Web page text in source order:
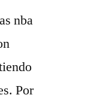
nba
Por